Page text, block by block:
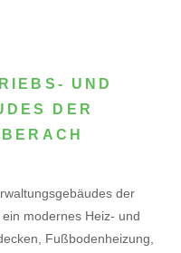
UND
DER
der
modernes Heiz- und
Fußbodenheizung,